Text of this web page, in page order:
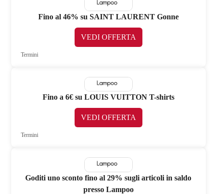
Fino al 46% su SAINT LAURENT Gonne
VEDI OFFERTA
Termini
Fino a 6€ su LOUIS VUITTON T-shirts
VEDI OFFERTA
Termini
Goditi uno sconto fino al 29% sugli articoli in saldo
presso Lampoo